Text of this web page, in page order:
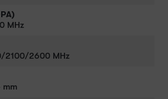
MHz
2600 MHz
mm